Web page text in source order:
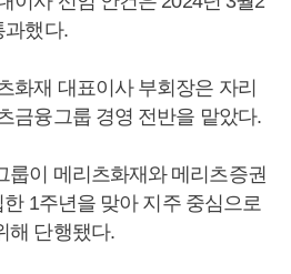
과했다.
화재 대표이사 부회장은 자리
금융그룹 경영 전반을 맡았다.
룹이 메리츠화재와 메리츠증권
1주년을 맞아 지주 중심으로
해 단행됐다.